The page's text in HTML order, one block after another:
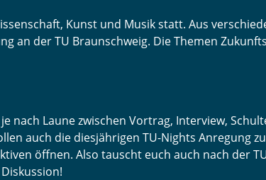
Kunst und Musik statt. Aus
an der TU Braunschweig. Die Themen
nach Laune zwischen Vortrag, Interview,
auch die diesjährigen TU-Nights Anregung
öffnen. Also tauscht euch auch nach der